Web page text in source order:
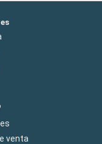
venta